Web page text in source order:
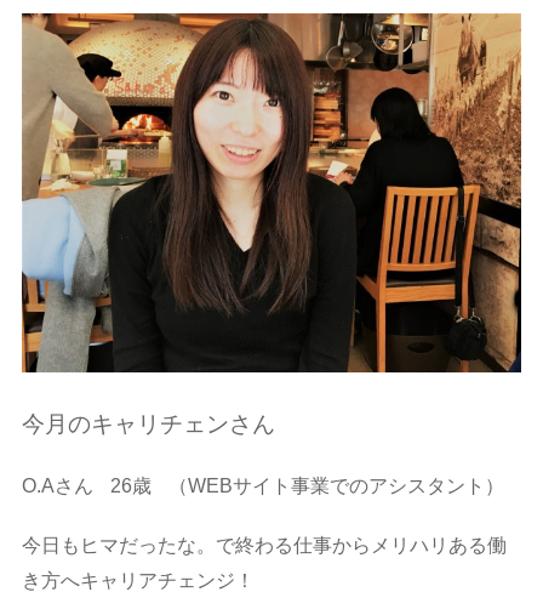
今月のキャリチェンさん
O.Aさん 26歳 （WEBサイト事業でのアシスタント）
今日もヒマだったな。で終わる仕事からメリハリある働
き方へキャリアチェンジ！